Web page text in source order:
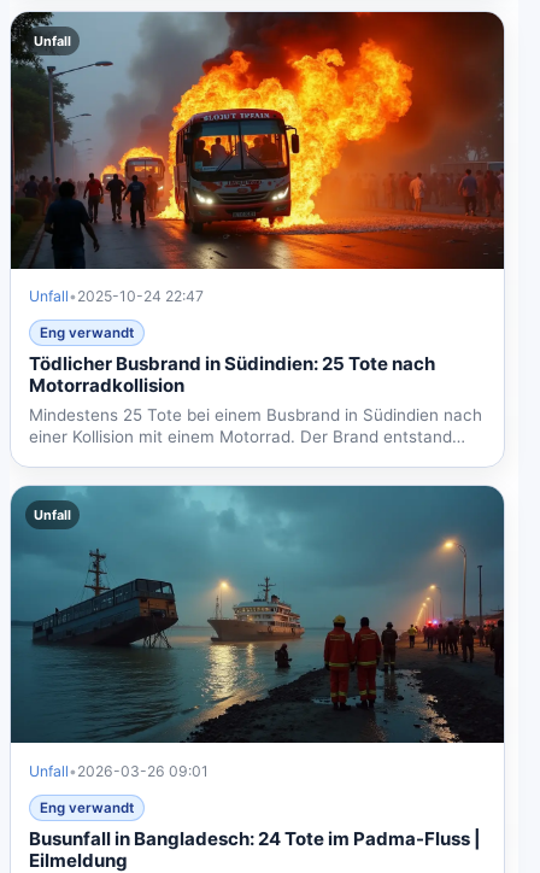
Unfall
Unfall• 2025-10-24 22:47
Eng verwandt
Tödlicher Busbrand in Südindien: 25 Tote nach
Motorradkollision
Mindestens 25 Tote bei einem Busbrand in Südindien nach
einer Kollision mit einem Motorrad. Der Brand entstand
Unfall
Unfall• 2026-03-26 09:01
Eng verwandt
Busunfall in Bangladesch: 24 Tote im Padma-Fluss |
Eilmeldung